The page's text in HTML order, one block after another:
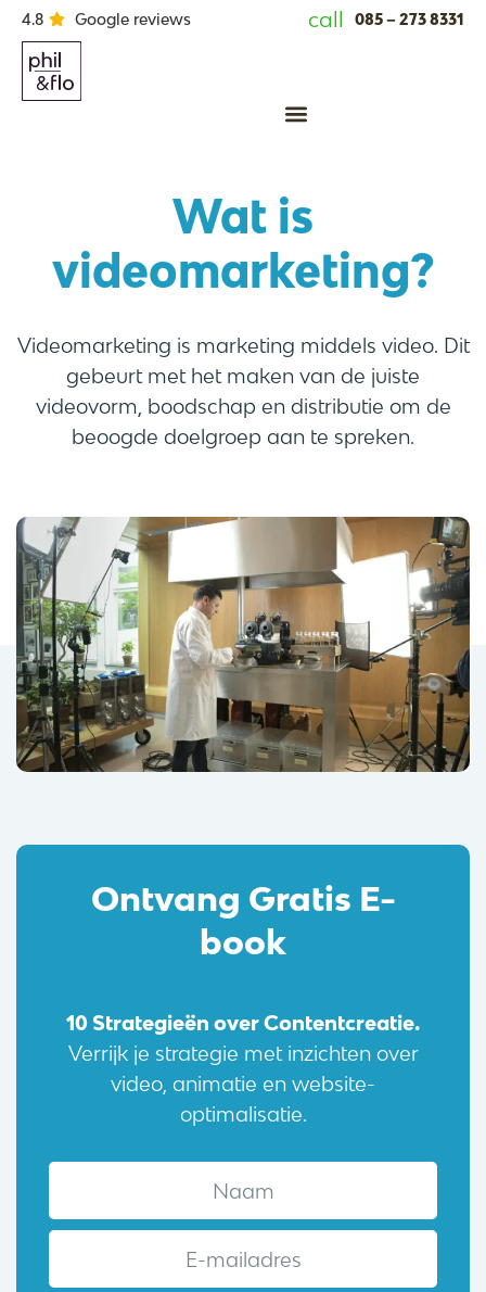
4.8 Google reviews call 085 – 273 8331
Wat is
videomarketing?
Videomarketing is marketing middels video. Dit
gebeurt met het maken van de juiste
videovorm, boodschap en distributie om de
beoogde doelgroep aan te spreken.
Ontvang Gratis E-
book
10 Strategieën over Contentcreatie​.
Verrijk je strategie met inzichten over
video, animatie en website-
optimalisatie.